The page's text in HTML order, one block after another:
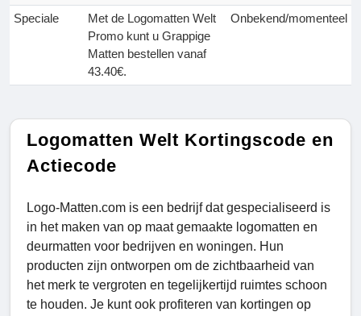
Speciale
Met de Logomatten Welt
Promo kunt u Grappige
Matten bestellen vanaf
43.40€.
Onbekend/momenteel
Logomatten Welt Kortingscode en
Actiecode
Logo-Matten.com is een bedrijf dat gespecialiseerd is
in het maken van op maat gemaakte logomatten en
deurmatten voor bedrijven en woningen. Hun
producten zijn ontworpen om de zichtbaarheid van
het merk te vergroten en tegelijkertijd ruimtes schoon
te houden. Je kunt ook profiteren van kortingen op